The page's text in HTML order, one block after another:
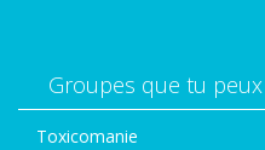
Groupes que tu
Toxicomanie